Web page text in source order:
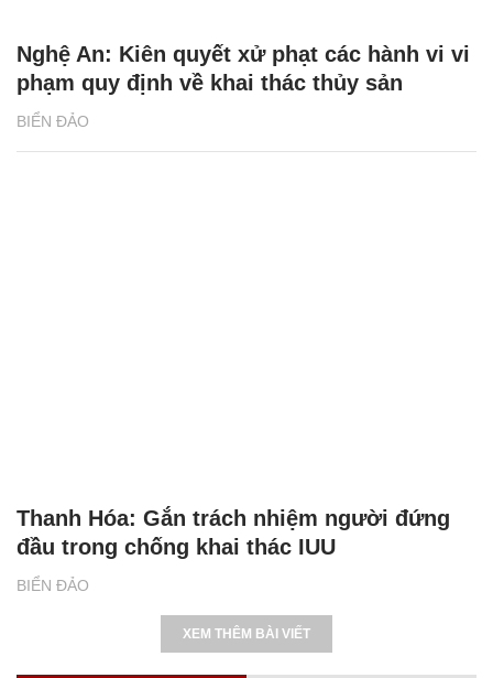
BIỂN ĐẢO
Nghệ An: Kiên quyết xử phạt các hành vi vi
phạm quy định về khai thác thủy sản
BIỂN ĐẢO
Thanh Hóa: Gắn trách nhiệm người đứng
đầu trong chống khai thác IUU
XEM THÊM BÀI VIẾT